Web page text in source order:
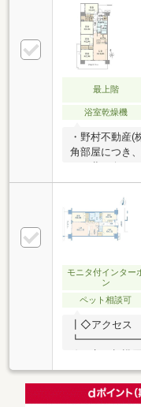
最上階
浴室乾燥機
・野村不動産(
角部屋につき
き・北西向き
納戸＋WIC ・
（0.9帖）と
バルコニーは
（LD部分）に
横浜線・相模
◎・ペット飼育
モニタ付インター
ン
ペット相談可
┃◇アクセス
線・京王相模
当おすすめポ
動産(株)旧分